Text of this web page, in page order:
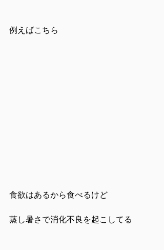
例えばこちら
食欲はあるから食べるけど
蒸し暑さで消化不良を起こしてる